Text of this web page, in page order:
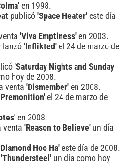
en 1998.
publicó 'Space Heater' este día
'Viva Emptiness' en 2003.
lanzó 'Inflikted' el 24 de marzo de
'Saturday Nights and Sunday
hoy de 2008.
venta 'Dismember' en 2008.
el 24 de marzo de
en 2008.
venta 'Reason to Believe' un día
Hoo Ha' este día de 2008.
'Thundersteel' un día como hoy